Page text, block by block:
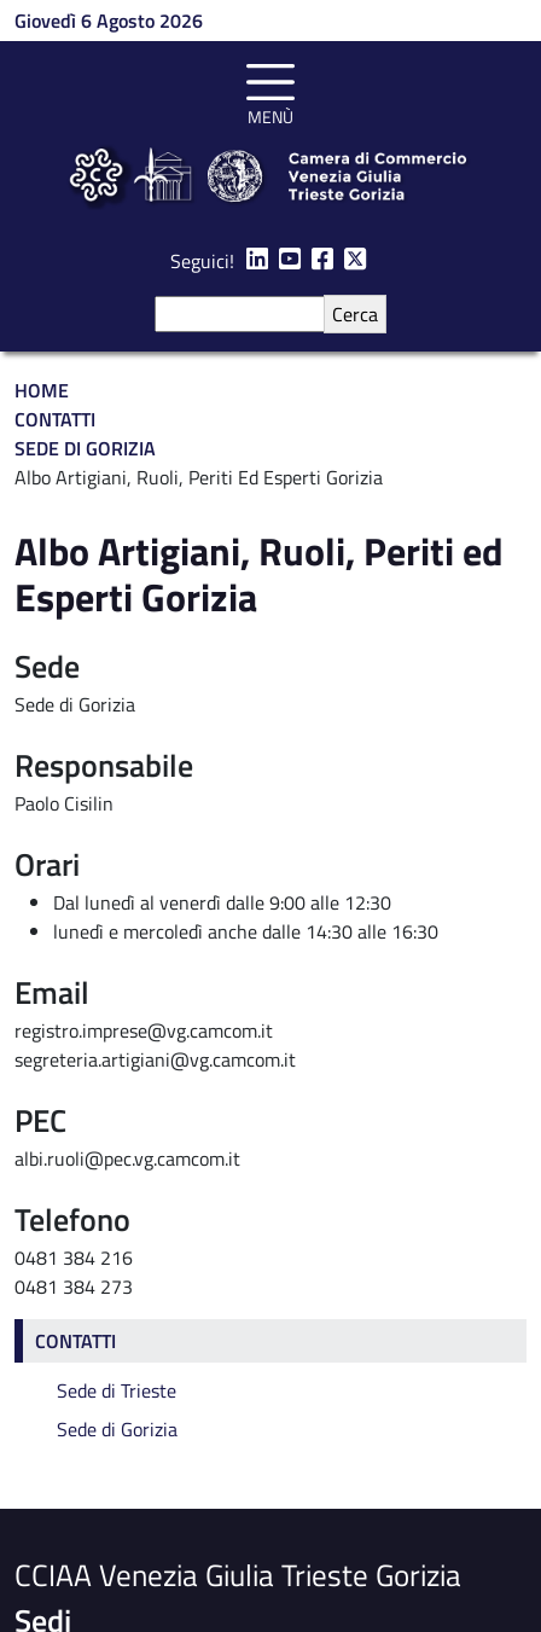
Salta al contenuto principale
Giovedì 6 Agosto 2026
MENÙ
Seguici!
Briciole di pane
HOME
CONTATTI
SEDE DI GORIZIA
Albo Artigiani, Ruoli, Periti Ed Esperti Gorizia
Albo Artigiani, Ruoli, Periti ed
Esperti Gorizia
Sede
Sede di Gorizia
Responsabile
Paolo Cisilin
Orari
Dal lunedì al venerdì dalle 9:00 alle 12:30
lunedì e mercoledì anche dalle 14:30 alle 16:30
Email
registro.imprese@vg.camcom.it
segreteria.artigiani@vg.camcom.it
PEC
albi.ruoli@pec.vg.camcom.it
Telefono
0481 384 216
0481 384 273
Contatti
CONTATTI
Sede di Trieste
Sede di Gorizia
CCIAA Venezia Giulia Trieste Gorizia
Sedi